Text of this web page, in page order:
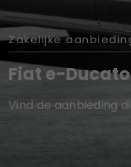
Zakelijke
Fiat e-Ducato
Vind de aanbieding